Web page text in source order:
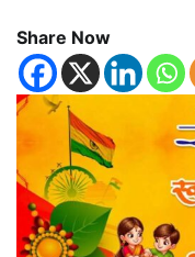
Share Now